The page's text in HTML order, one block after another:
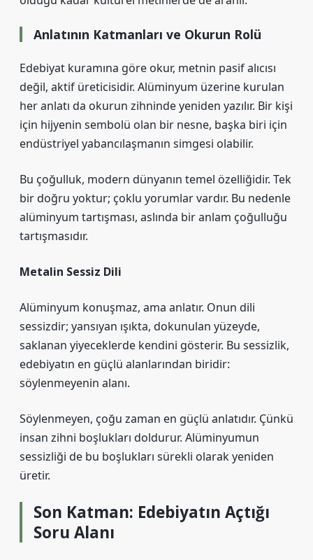
Anlatının Katmanları ve Okurun Rolü
Edebiyat kuramına göre okur, metnin pasif alıcısı
değil, aktif üreticisidir. Alüminyum üzerine kurulan
her anlatı da okurun zihninde yeniden yazılır. Bir kişi
için hijyenin sembolü olan bir nesne, başka biri için
endüstriyel yabancılaşmanın simgesi olabilir.
Bu çoğulluk, modern dünyanın temel özelliğidir. Tek
bir doğru yoktur; çoklu yorumlar vardır. Bu nedenle
alüminyum tartışması, aslında bir anlam çoğulluğu
tartışmasıdır.
Metalin Sessiz Dili
Alüminyum konuşmaz, ama anlatır. Onun dili
sessizdir; yansıyan ışıkta, dokunulan yüzeyde,
saklanan yiyeceklerde kendini gösterir. Bu sessizlik,
edebiyatın en güçlü alanlarından biridir:
söylenmeyenin alanı.
Söylenmeyen, çoğu zaman en güçlü anlatıdır. Çünkü
insan zihni boşlukları doldurur. Alüminyumun
sessizliği de bu boşlukları sürekli olarak yeniden
üretir.
Son Katman: Edebiyatın Açtığı
Soru Alanı